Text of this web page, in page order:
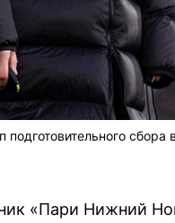
сбора
«Пари Нижний